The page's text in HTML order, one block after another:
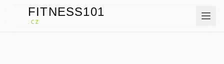
FITNESS101
.CZ